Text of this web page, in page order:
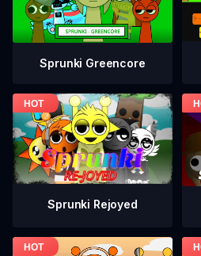
Sprunki Greencore
Sprunki Rejoyed